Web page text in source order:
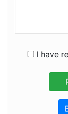
I have